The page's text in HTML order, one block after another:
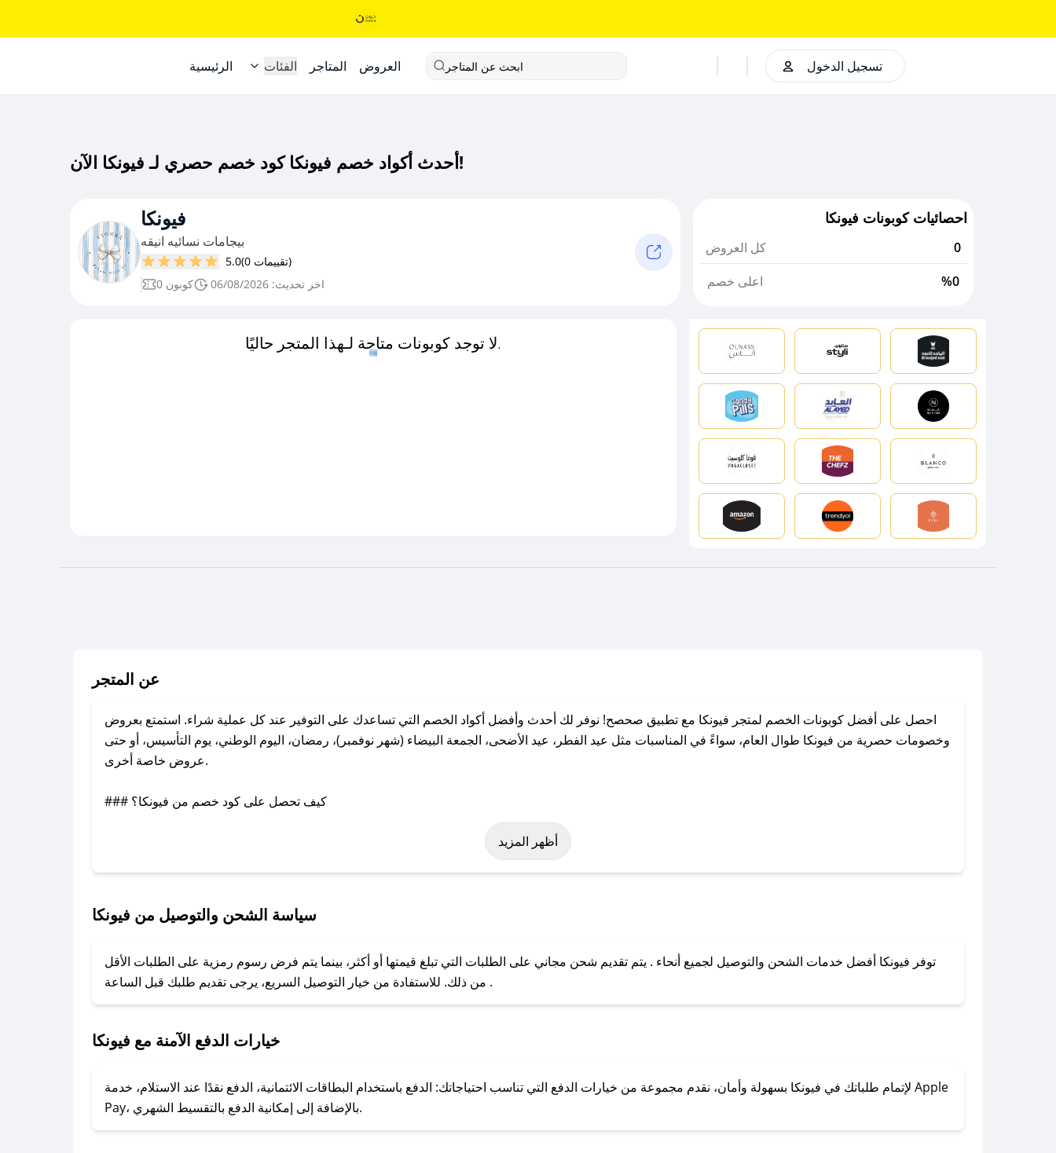
الرئيسية الفئات المتاجر العروض ابحث عن المتاجر تسجيل الدخول
أحدث أكواد خصم فيونكا كود خصم حصري لـ فيونكا الآن!
فيونكا
بيجامات نسائيه انيقه
5.0
(0 تقييمات)
0 كوبون
اخر تحديث: 06/08/2026
احصائيات كوبونات فيونكا
كل العروض
0
اعلى خصم
%0
لا توجد كوبونات متاحة لـهذا المتجر حاليًا.
عن المتجر
احصل على أفضل كوبونات الخصم لمتجر فيونكا مع تطبيق صحصح! نوفر لك أحدث وأفضل أكواد الخصم التي تساعدك على التوفير عند كل عملية شراء. استمتع بعروض
وخصومات حصرية من فيونكا طوال العام، سواءً في المناسبات مثل عيد الفطر، عيد الأضحى، الجمعة البيضاء (شهر نوفمبر)، رمضان، اليوم الوطني، يوم التأسيس، أو حتى
عروض خاصة أخرى.
### كيف تحصل على كود خصم من فيونكا؟
باستخدام تطبيق صحصح، يمكنك العثور بسهولة على كود خصم فيونكا. وفي حال عدم توفر الكوبون، تواصل معنا عبر تويتر أو البريد الإلكتروني لإضافته بسرعة.
لا تقلق! يمكنك التواصل مع فريق دعم صحصح عبر الرسائل الخاصة على تويتر أو البريد الإلكتروني، وسنقوم بحل المشكلة في أسرع وقت ممكن.
### ماذا أفعل إذا لم أجد كود خصم لمتجري المفضل؟
للحصول على كوبونات وخصومات حصرية، قم بما يلي:
- اضغط على أيقونة متابعة لمتجر فيونكا في تطبيق صحصح.
- تابع حسابنا الرسمي على تويتر وقم بتفعيل زر التنبيهات.
أظهر المزيد
سياسة الشحن والتوصيل من فيونكا
توفر فيونكا أفضل خدمات الشحن والتوصيل لجميع أنحاء . يتم تقديم شحن مجاني على الطلبات التي تبلغ قيمتها أو أكثر، بينما يتم فرض رسوم رمزية على الطلبات الأقل
من ذلك. للاستفادة من خيار التوصيل السريع، يرجى تقديم طلبك قبل الساعة .
خيارات الدفع الآمنة مع فيونكا
لإتمام طلباتك في فيونكا بسهولة وأمان، نقدم مجموعة من خيارات الدفع التي تناسب احتياجاتك: الدفع باستخدام البطاقات الائتمانية، الدفع نقدًا عند الاستلام، خدمة Apple
Pay، بالإضافة إلى إمكانية الدفع بالتقسيط الشهري.